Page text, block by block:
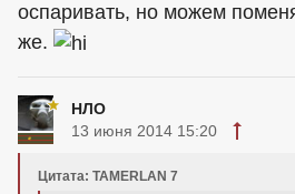
оспаривать, но можем
же.
НЛО
13 июня 2014 15:20
Цитата: TAMERLAN 7